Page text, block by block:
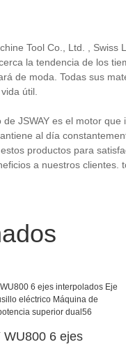
Tool Co., Ltd. ,
la tendencia de los
de moda. Todas sus
útil.
de JSWAY es el motor
al día
productos para
a nuestros
WU800 6 ejes